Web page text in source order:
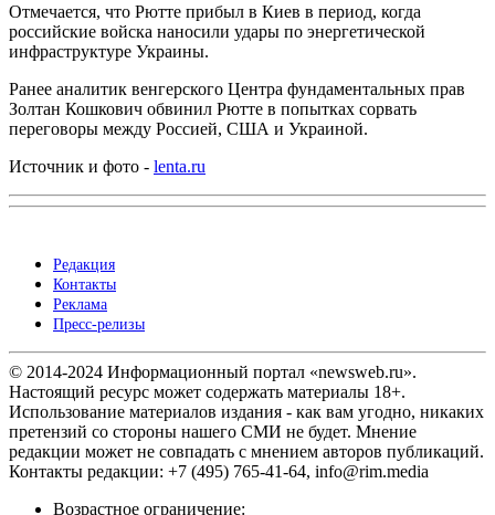
Отмечается, что Рютте прибыл в Киев в период, когда
российские войска наносили удары по энергетической
инфраструктуре Украины.
Ранее аналитик венгерского Центра фундаментальных прав
Золтан Кошкович обвинил Рютте в попытках сорвать
переговоры между Россией, США и Украиной.
Источник и фото - lenta.ru
Редакция
Контакты
Реклама
Пресс-релизы
© 2014-2024 Информационный портал «newsweb.ru».
Настоящий ресурс может содержать материалы 18+.
Использование материалов издания - как вам угодно, никаких
претензий со стороны нашего СМИ не будет. Мнение
редакции может не совпадать с мнением авторов публикаций.
Контакты редакции: +7 (495) 765-41-64, info@rim.media
Возрастное ограничение: